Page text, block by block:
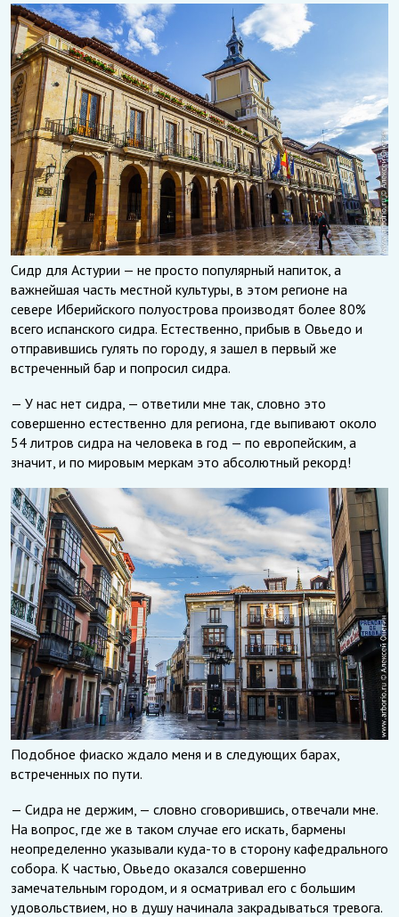
Сидр для Астурии — не просто популярный напиток, а
важнейшая часть местной культуры, в этом регионе на
севере Иберийского полуострова производят более 80%
всего испанского сидра. Естественно, прибыв в Овьедо и
отправившись гулять по городу, я зашел в первый же
встреченный бар и попросил сидра.
— У нас нет сидра, — ответили мне так, словно это
совершенно естественно для региона, где выпивают около
54 литров сидра на человека в год — по европейским, а
значит, и по мировым меркам это абсолютный рекорд!
Подобное фиаско ждало меня и в следующих барах,
встреченных по пути.
— Сидра не держим, — словно сговорившись, отвечали мне.
На вопрос, где же в таком случае его искать, бармены
неопределенно указывали куда-то в сторону кафедрального
собора. К частью, Овьедо оказался совершенно
замечательным городом, и я осматривал его с большим
удовольствием, но в душу начинала закрадываться тревога.